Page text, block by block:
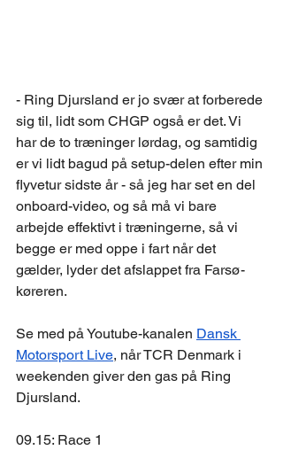
- Ring Djursland er jo svær at forberede
sig til, lidt som CHGP også er det. Vi
har de to træninger lørdag, og samtidig
er vi lidt bagud på setup-delen efter min
flyvetur sidste år - så jeg har set en del
onboard-video, og så må vi bare
arbejde effektivt i træningerne, så vi
begge er med oppe i fart når det
gælder, lyder det afslappet fra Farsø-
køreren.
Se med på Youtube-kanalen Dansk
Motorsport Live, når TCR Denmark i
weekenden giver den gas på Ring
Djursland.
09.15: Race 1